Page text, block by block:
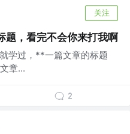
关注
题，看完不会你来打我啊
学过，**一篇文章的标题
章...
2